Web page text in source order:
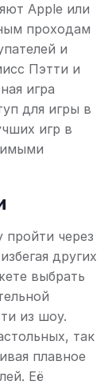
Apple или
проходам
и
Пэтти и
игра
для игры в
игр в
пройти через
других
выбрать
из шоу.
так
плавное
Её